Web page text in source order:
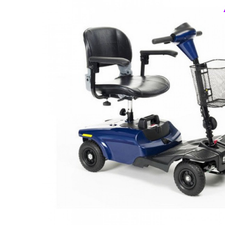
Подъёмники для инвалидов